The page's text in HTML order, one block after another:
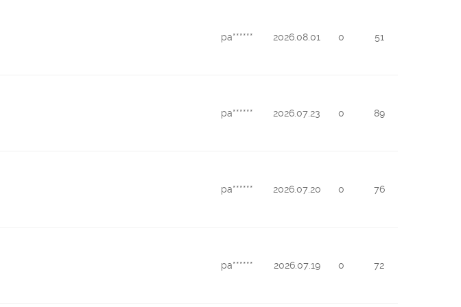
pa****** 2026.08.01 0 51
pa****** 2026.07.23 0 89
pa****** 2026.07.20 0 76
pa****** 2026.07.19 0 72